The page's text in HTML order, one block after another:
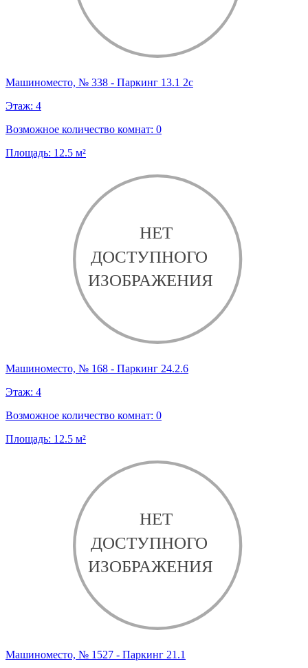
Машиноместо, № 338 - Паркинг 13.1 2с
Этаж: 4
Возможное количество комнат: 0
Площадь: 12.5 м²
Машиноместо, № 168 - Паркинг 24.2.6
Этаж: 4
Возможное количество комнат: 0
Площадь: 12.5 м²
Машиноместо, № 1527 - Паркинг 21.1